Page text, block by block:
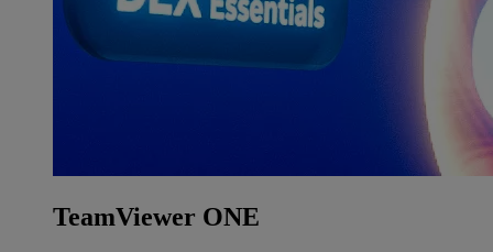
TeamViewer ONE